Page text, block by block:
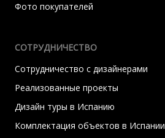
Фото покупателей
СОТРУДНИЧЕСТВО
Сотрудничество с дизайнерами
Реализованные проекты
Дизайн туры в Испанию
Комплектация объектов в Испании